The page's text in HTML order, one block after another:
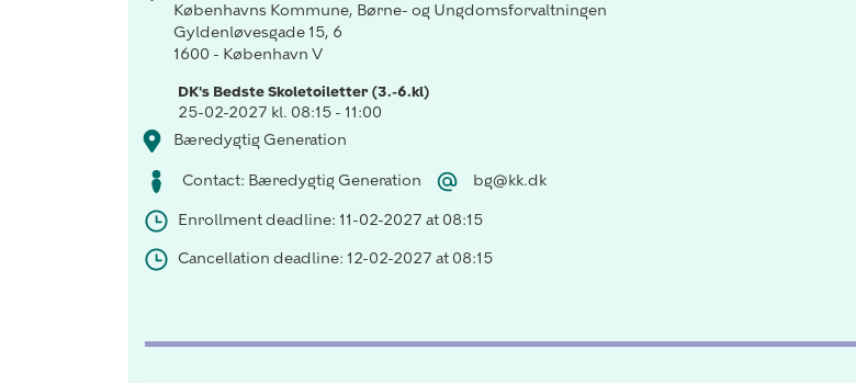
Københavns Kommune, Børne- og Ungdomsforvaltningen
Gyldenløvesgade 15, 6
1600 - København V
DK's Bedste Skoletoiletter (3.-6.kl)
25-02-2027 kl. 08:15 - 11:00
Bæredygtig Generation
Contact: Bæredygtig Generation bg@kk.dk
Enrollment deadline: 11-02-2027 at 08:15
Cancellation deadline: 12-02-2027 at 08:15